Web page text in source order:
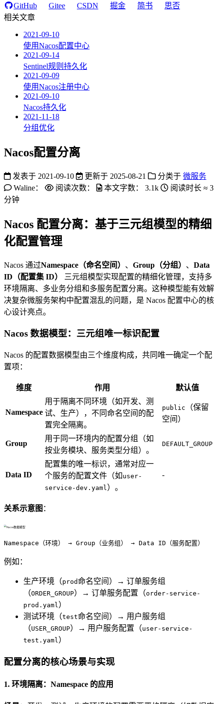
GitHub
Gitee CSDN 掘金 简书
思否
相关文章
2021-09-10
使用Nacos配置中心
2021-09-14
Sentinel规则持久化
2021-09-09
使用Nacos注册中心
2021-09-10
Nacos持久化
2021-11-18
分组优化
Nacos配置分离
发表于 2021-09-10 更新于 2025-08-21 分类于 微服务
Waline：
阅读次数： 本文字数： 3.1k 阅读时长 ≈ 3
分钟
Nacos 配置分离：基于三元组模型的精细
化配置管理
Nacos 通过Namespace（命名空间） 、 Group（分组） 、 Data
ID（配置集 ID）
三元组模型实现配置的精细化管理，支持多
环境隔离、多业务分组和多服务配置分离。这种模型能有效解
决复杂微服务架构中配置混乱的问题，是 Nacos 配置中心的核
心设计亮点。
Nacos 数据模型：三元组唯一标识配置
Nacos 的配置数据模型由三个维度构成，共同唯一确定一个配
置项：
维度 作用 默认值
Namespace
用于隔离不同环境（如开发、测
试、生产），不同命名空间的配
置完全隔离。
public
（保留
空间）
Group
用于同一环境内的配置分组（如
按业务模块、服务类型分组）。
DEFAULT_GROUP
Data ID
配置集的唯一标识，通常对应一
个服务的配置文件（如 user-
service-dev.yaml）。
-
关系示意图 ：
Namespace（环境） → Group（业务组） → Data ID（服务配置）
例如：
生产环境（prod命名空间）→ 订单服务组
（ORDER_GROUP）→ 订单服务配置（order-service-
prod.yaml）
测试环境（test命名空间）→ 用户服务组
（USER_GROUP）→ 用户服务配置（user-service-
test.yaml）
配置分离的核心场景与实现
1. 环境隔离：Namespace 的应用